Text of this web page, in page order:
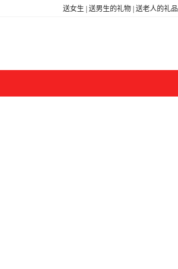
送女生 送男生的礼物 送老人的礼品